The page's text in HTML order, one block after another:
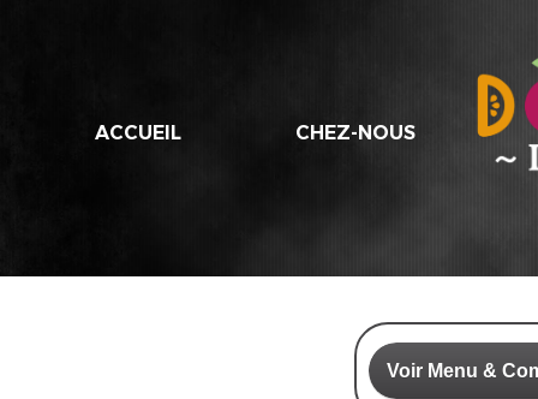
ACCUEIL CHEZ-NOUS
Voir Menu &